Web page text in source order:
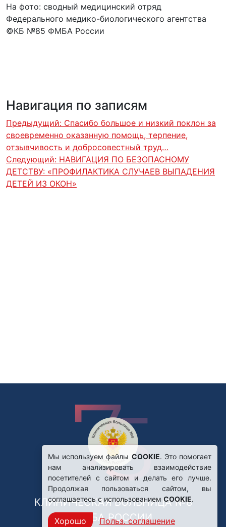
На фото: сводный медицинский отряд
Федерального медико-биологического агентства
©КБ №85 ФМБА России
Навигация по записям
Предыдущий: Спасибо большое и низкий поклон за
своевременно оказанную помощь, терпение,
отзывчивость и добросовестный труд…
Следующий: НАВИГАЦИЯ ПО БЕЗОПАСНОМУ
ДЕТСТВУ: «ПРОФИЛАКТИКА СЛУЧАЕВ ВЫПАДЕНИЯ
ДЕТЕЙ ИЗ ОКОН»
КЛИНИЧЕСКАЯ БОЛЬНИЦА №8
ФМБА РОССИИ
Мы используем файлы COOKIE. Это помогает
нам анализировать взаимодействие
посетителей с сайтом и делать его лучше.
Продолжая пользоваться сайтом, вы
соглашаетесь с использованиемCOOKIE.
Хорошо Польз. соглашение